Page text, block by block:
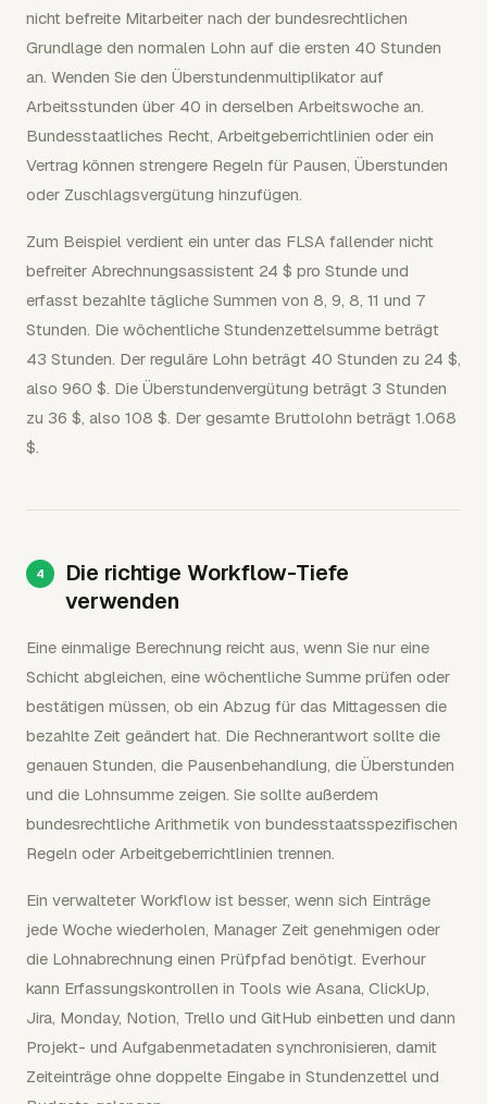
nicht befreite Mitarbeiter nach der bundesrechtlichen
Grundlage den normalen Lohn auf die ersten 40 Stunden
an. Wenden Sie den Überstundenmultiplikator auf
Arbeitsstunden über 40 in derselben Arbeitswoche an.
Bundesstaatliches Recht, Arbeitgeberrichtlinien oder ein
Vertrag können strengere Regeln für Pausen, Überstunden
oder Zuschlagsvergütung hinzufügen.
Zum Beispiel verdient ein unter das FLSA fallender nicht
befreiter Abrechnungsassistent 24 $ pro Stunde und
erfasst bezahlte tägliche Summen von 8, 9, 8, 11 und 7
Stunden. Die wöchentliche Stundenzettelsumme beträgt
43 Stunden. Der reguläre Lohn beträgt 40 Stunden zu 24 $,
also 960 $. Die Überstundenvergütung beträgt 3 Stunden
zu 36 $, also 108 $. Der gesamte Bruttolohn beträgt 1.068
$.
Die richtige Workflow-Tiefe
verwenden
Eine einmalige Berechnung reicht aus, wenn Sie nur eine
Schicht abgleichen, eine wöchentliche Summe prüfen oder
bestätigen müssen, ob ein Abzug für das Mittagessen die
bezahlte Zeit geändert hat. Die Rechnerantwort sollte die
genauen Stunden, die Pausenbehandlung, die Überstunden
und die Lohnsumme zeigen. Sie sollte außerdem
bundesrechtliche Arithmetik von bundesstaatsspezifischen
Regeln oder Arbeitgeberrichtlinien trennen.
Ein verwalteter Workflow ist besser, wenn sich Einträge
jede Woche wiederholen, Manager Zeit genehmigen oder
die Lohnabrechnung einen Prüfpfad benötigt. Everhour
kann Erfassungskontrollen in Tools wie Asana, ClickUp,
Jira, Monday, Notion, Trello und GitHub einbetten und dann
Projekt- und Aufgabenmetadaten synchronisieren, damit
Zeiteinträge ohne doppelte Eingabe in Stundenzettel und